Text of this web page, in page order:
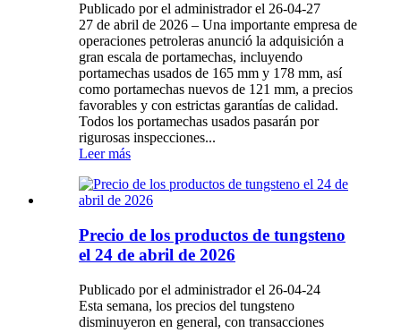
Publicado por el administrador el 26-04-27
27 de abril de 2026 – Una importante empresa de
operaciones petroleras anunció la adquisición a
gran escala de portamechas, incluyendo
portamechas usados ​​de 165 mm y 178 mm, así
como portamechas nuevos de 121 mm, a precios
favorables y con estrictas garantías de calidad.
Todos los portamechas usados ​​pasarán por
rigurosas inspecciones...
Leer más
Precio de los productos de tungsteno
el 24 de abril de 2026
Publicado por el administrador el 26-04-24
Esta semana, los precios del tungsteno
disminuyeron en general, con transacciones